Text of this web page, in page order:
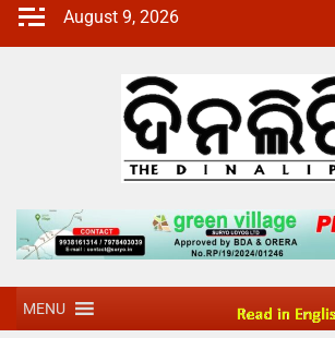
August 9, 2026
MENU